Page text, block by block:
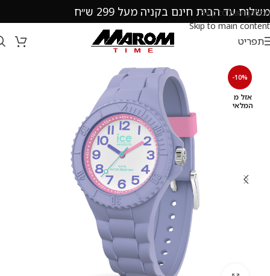
Skip to navigation
Skip to main content
משלוח עד הבית חינם בקניה מעל 299 ש״ח
תפריט
-10%
אזל מ
המלאי